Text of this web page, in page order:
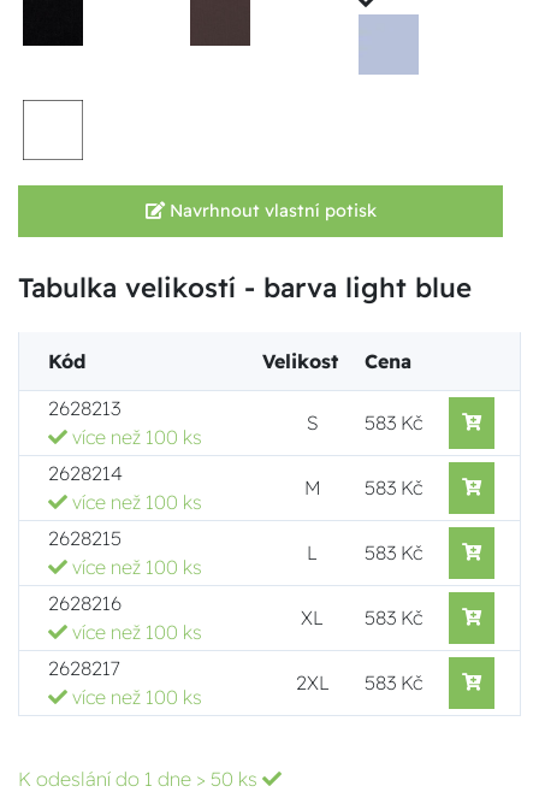
Navrhnout vlastní potisk
Tabulka velikostí - barva light blue
Kód Velikost
Cena
2628213
více než 100 ks
S 583 Kč
2628214
více než 100 ks
M 583 Kč
2628215
více než 100 ks
L 583 Kč
2628216
více než 100 ks
XL 583 Kč
2628217
více než 100 ks
2XL 583 Kč
K odeslání do 1 dne > 50 ks